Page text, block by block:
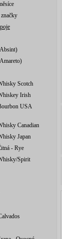
značky
Scotch
Irish
USA
Canadian
Japan
- Rye
Spirit